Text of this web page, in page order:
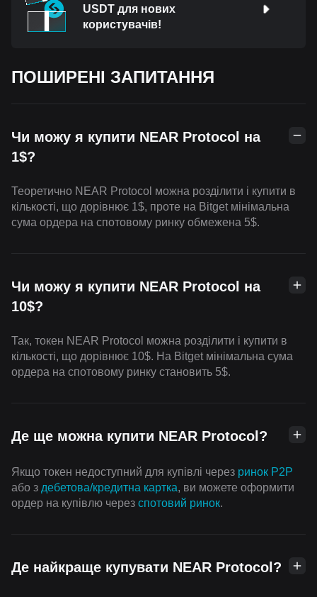
USDT для нових
користувачів!
ПОШИРЕНІ ЗАПИТАННЯ
Чи можу я купити NEAR Protocol на
1$?
Теоретично NEAR Protocol можна розділити і купити в
кількості, що дорівнює 1$, проте на Bitget мінімальна
сума ордера на спотовому ринку обмежена 5$.
Чи можу я купити NEAR Protocol на
10$?
Так, токен NEAR Protocol можна розділити і купити в
кількості, що дорівнює 10$. На Bitget мінімальна сума
ордера на спотовому ринку становить 5$.
Де ще можна купити NEAR Protocol?
Якщо токен недоступний для купівлі через ринок P2P
або з дебетова/кредитна картка, ви можете оформити
ордер на купівлю через спотовий ринок.
Де найкраще купувати NEAR Protocol?